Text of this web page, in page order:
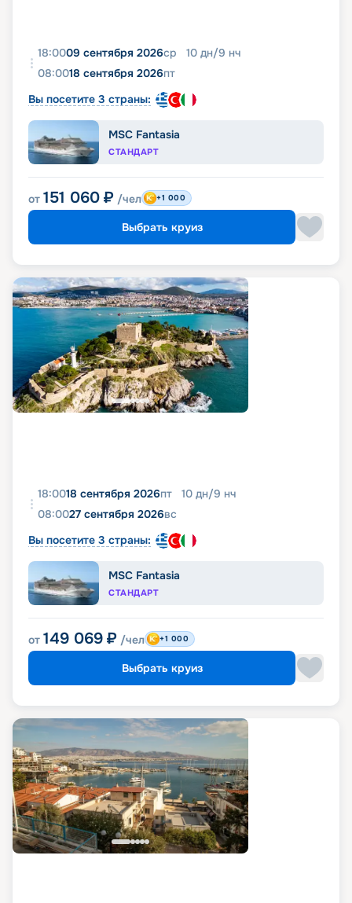
18:0009 сентября 2026ср 10 дн/9 нч
08:0018 сентября 2026пт
Вы посетите 3 страны:
MSC Fantasia
СТАНДАРТ
от 151 060 ₽ /чел +1 000
Выбрать круиз
18:0018 сентября 2026пт 10 дн/9 нч
08:0027 сентября 2026вс
Вы посетите 3 страны:
MSC Fantasia
СТАНДАРТ
от 149 069 ₽ /чел +1 000
Выбрать круиз